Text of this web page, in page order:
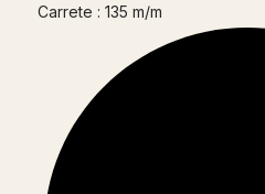
Carrete : 135 m/m